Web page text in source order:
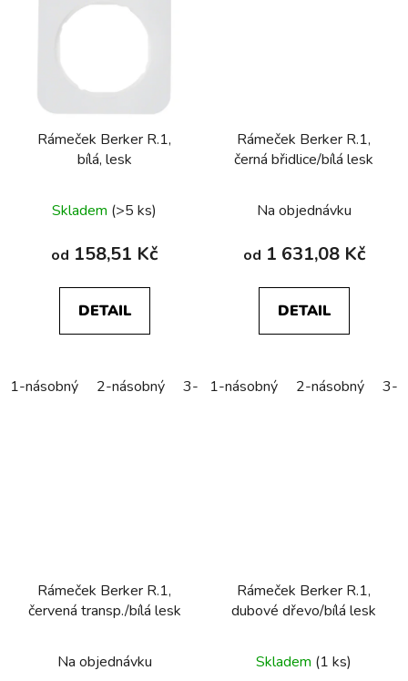
Rámeček Berker R.1,
bílá, lesk
Skladem (>5 ks)
od 158,51 Kč
DETAIL
1-násobný 2-násobný 3-násobný 4-násobný 5-
Rámeček Berker R.1,
černá břidlice/bílá lesk
Na objednávku
od 1 631,08 Kč
DETAIL
1-násobný 2-násobný 3-
Rámeček Berker R.1,
červená transp./bílá lesk
Na objednávku
Rámeček Berker R.1,
dubové dřevo/bílá lesk
Skladem (1 ks)